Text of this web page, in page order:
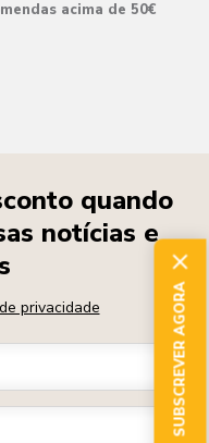
acima de 50€
quando
notícias e
privacidade SUBSCREVER AGORA